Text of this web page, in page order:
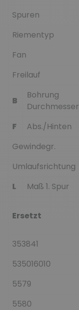
Spuren
Riementyp
Fan
Freilauf
B
Bohrung
Durchmesser
F Abs./Hinten
Gewindegr.
Umlaufsrichtung
L
Maß 1. Spur
Ersetzt
353841
535016010
5579
5580